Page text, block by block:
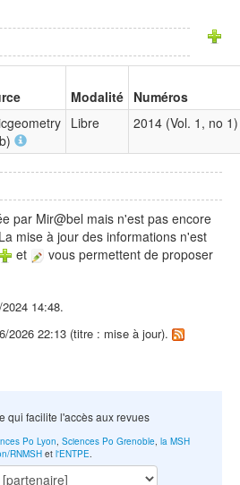
Modalité Numéros
Libre 2014 (Vol. 1, no
par Mir@bel mais n'est pas encore
mise à jour des informations n'est
et
vous permettent de proposer
14:48.
2026 22:13 (titre : mise à jour).
qui facilite l'accès aux revues
Po Lyon, Sciences Po Grenoble, la MSH
RNMSH et l'ENTPE.